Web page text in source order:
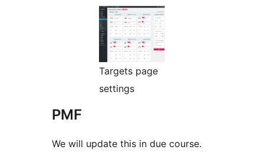
Targets page
settings
PMF
We will update this in due course.